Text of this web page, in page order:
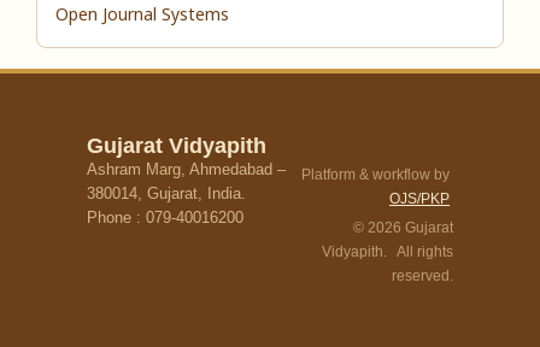
Open Journal Systems
Gujarat Vidyapith
Ashram Marg, Ahmedabad –
380014, Gujarat, India.
Phone : 079-40016200
Platform & workflow by
OJS/PKP
© 2026 Gujarat
Vidyapith. All rights
reserved.